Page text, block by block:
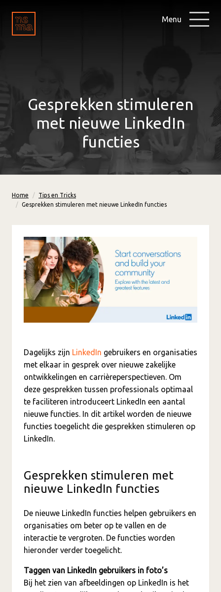
Menu
Gesprekken stimuleren
met nieuwe LinkedIn
functies
Home
Tips en Tricks
Gesprekken stimuleren met nieuwe LinkedIn functies
Dagelijks zijn LinkedIn gebruikers en organisaties
met elkaar in gesprek over nieuwe zakelijke
ontwikkelingen en carrièreperspectieven. Om
deze gesprekken tussen professionals optimaal
te faciliteren introduceert LinkedIn een aantal
nieuwe functies. In dit artikel worden de nieuwe
functies toegelicht die gesprekken stimuleren op
LinkedIn.
Gesprekken stimuleren met
nieuwe LinkedIn functies
De nieuwe LinkedIn functies helpen gebruikers en
organisaties om beter op te vallen en de
interactie te vergroten. De functies worden
hieronder verder toegelicht.
Taggen van LinkedIn gebruikers in foto’s
Bij het zien van afbeeldingen op LinkedIn is het